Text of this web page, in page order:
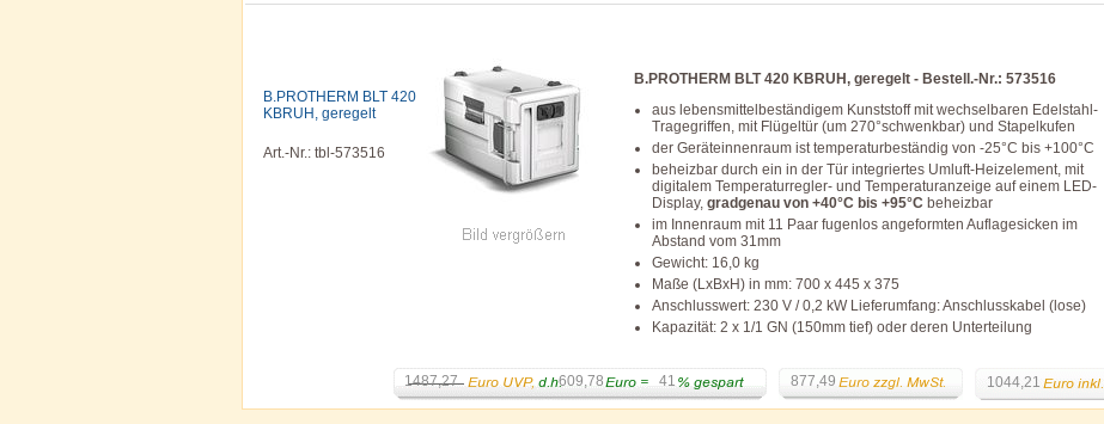
B.PROTHERM BLT 420
KBRUH, geregelt
Art.-Nr.: tbl-573516
B.PROTHERM BLT 420 KBRUH, geregelt - Bestell.-Nr.: 573516
aus lebensmittelbeständigem Kunststoff mit wechselbaren Edelstahl-
Tragegriffen, mit Flügeltür (um 270°schwenkbar) und Stapelkufen
der Geräteinnenraum ist temperaturbeständig von -25°C bis +100°C
beheizbar durch ein in der Tür integriertes Umluft-Heizelement, mit
digitalem Temperaturregler- und Temperaturanzeige auf einem LED-
Display, gradgenau von +40°C bis +95°C beheizbar
im Innenraum mit 11 Paar fugenlos angeformten Auflagesicken im
Abstand vom 31mm
Gewicht: 16,0 kg
Maße (LxBxH) in mm: 700 x 445 x 375
Anschlusswert: 230 V / 0,2 kW Lieferumfang: Anschlusskabel (lose)
Kapazität: 2 x 1/1 GN (150mm tief) oder deren Unterteilung
1044,21
877,49
1487,27 609,78 41